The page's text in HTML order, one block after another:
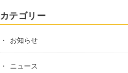
カテゴリー
お知らせ
ニュース